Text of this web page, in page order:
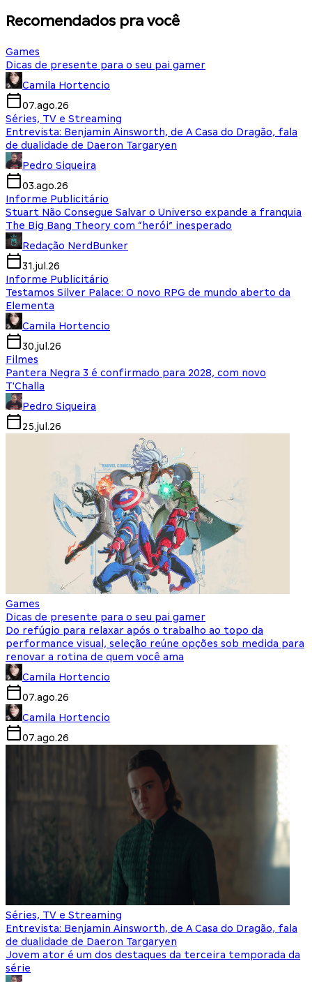
Recomendados pra você
Games
Dicas de presente para o seu pai gamer
Camila Hortencio
07.ago.26
Séries, TV e Streaming
Entrevista: Benjamin Ainsworth, de A Casa do Dragão, fala
de dualidade de Daeron Targaryen
Pedro Siqueira
03.ago.26
Informe Publicitário
Stuart Não Consegue Salvar o Universo expande a franquia
The Big Bang Theory com “herói” inesperado
Redação NerdBunker
31.jul.26
Informe Publicitário
Testamos Silver Palace: O novo RPG de mundo aberto da
Elementa
Camila Hortencio
30.jul.26
Filmes
Pantera Negra 3 é confirmado para 2028, com novo
T'Challa
Pedro Siqueira
25.jul.26
Games
Dicas de presente para o seu pai gamer
Do refúgio para relaxar após o trabalho ao topo da
performance visual, seleção reúne opções sob medida para
renovar a rotina de quem você ama
Camila Hortencio
07.ago.26
Camila Hortencio
07.ago.26
Séries, TV e Streaming
Entrevista: Benjamin Ainsworth, de A Casa do Dragão, fala
de dualidade de Daeron Targaryen
Jovem ator é um dos destaques da terceira temporada da
série